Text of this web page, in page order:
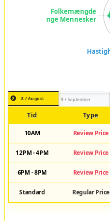
8 / August 9 / September
Tid Type
10AM Review Price
12PM - 4PM Review Price
6PM - 8PM Review Price
Standard Regular Price